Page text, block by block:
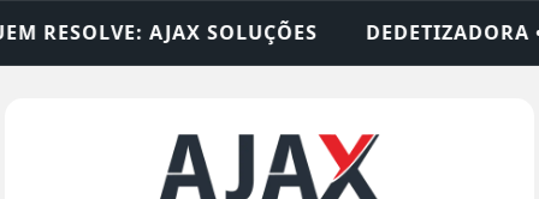
DEDETIZADORA • DESENTUPIDORA •